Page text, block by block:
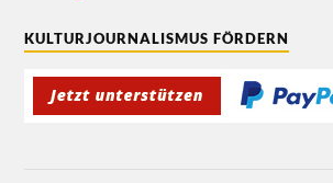
KULTURJOURNALISMUS FÖRDERN